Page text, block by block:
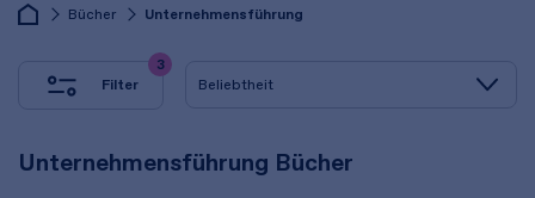
Bücher Unternehmensführung
Filter
3
Unternehmensführung Bücher